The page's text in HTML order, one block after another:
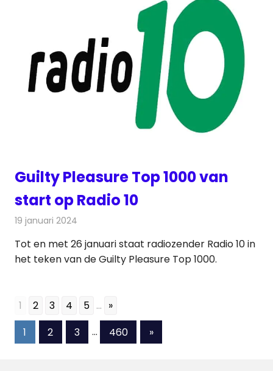
Guilty Pleasure Top 1000 van
start op Radio 10
19 januari 2024
Tot en met 26 januari staat radiozender Radio 10 in
het teken van de Guilty Pleasure Top 1000.
1 2 3 4 5 ... »
Berichten
1 2 3 … 460
Volgende
berichten
»